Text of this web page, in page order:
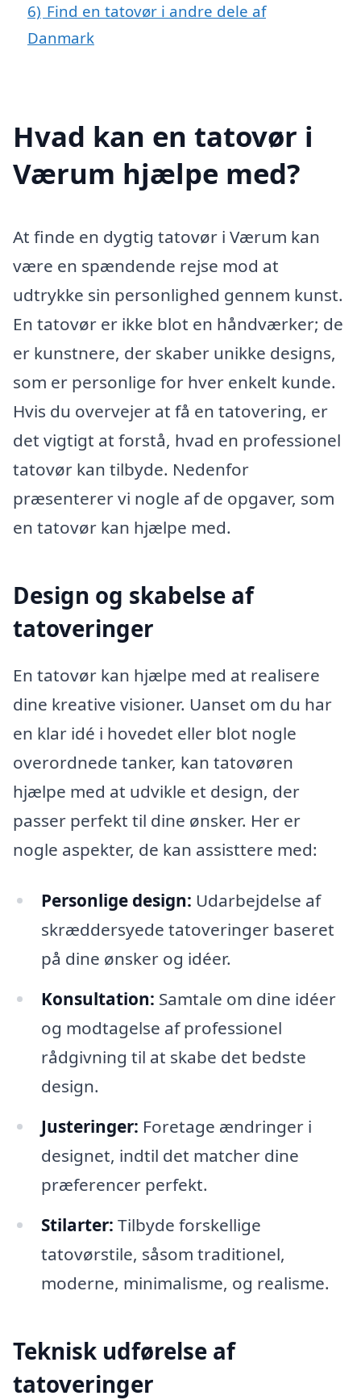
6) Find en tatovør i andre dele af
Danmark
Hvad kan en tatovør i
Værum hjælpe med?
At finde en dygtig tatovør i Værum kan
være en spændende rejse mod at
udtrykke sin personlighed gennem kunst.
En tatovør er ikke blot en håndværker; de
er kunstnere, der skaber unikke designs,
som er personlige for hver enkelt kunde.
Hvis du overvejer at få en tatovering, er
det vigtigt at forstå, hvad en professionel
tatovør kan tilbyde. Nedenfor
præsenterer vi nogle af de opgaver, som
en tatovør kan hjælpe med.
Design og skabelse af
tatoveringer
En tatovør kan hjælpe med at realisere
dine kreative visioner. Uanset om du har
en klar idé i hovedet eller blot nogle
overordnede tanker, kan tatovøren
hjælpe med at udvikle et design, der
passer perfekt til dine ønsker. Her er
nogle aspekter, de kan assisttere med:
Personlige design: Udarbejdelse af
skræddersyede tatoveringer baseret
på dine ønsker og idéer.
Konsultation: Samtale om dine idéer
og modtagelse af professionel
rådgivning til at skabe det bedste
design.
Justeringer: Foretage ændringer i
designet, indtil det matcher dine
præferencer perfekt.
Stilarter: Tilbyde forskellige
tatovørstile, såsom traditionel,
moderne, minimalisme, og realisme.
Teknisk udførelse af
tatoveringer